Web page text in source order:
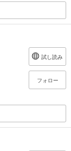
試し読み
フォロー